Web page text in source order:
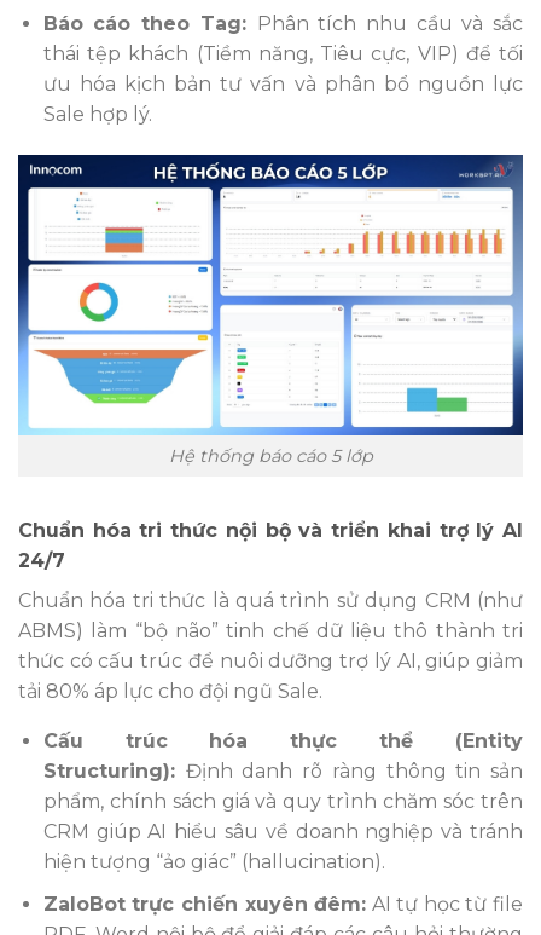
Báo cáo theo Tag:
Phân tích nhu cầu và sắc
thái tệp khách (Tiềm năng, Tiêu cực, VIP) để tối
ưu hóa kịch bản tư vấn và phân bổ nguồn lực
Sale hợp lý.
Hệ thống báo cáo 5 lớp
Chuẩn hóa tri thức nội bộ và triển khai trợ lý AI
24/7
Chuẩn hóa tri thức là quá trình sử dụng CRM (như
ABMS) làm “bộ não” tinh chế dữ liệu thô thành tri
thức có cấu trúc để nuôi dưỡng trợ lý AI, giúp giảm
tải 80% áp lực cho đội ngũ Sale.
Cấu trúc hóa thực thể (Entity
Structuring): Định danh rõ ràng thông tin sản
phẩm, chính sách giá và quy trình chăm sóc trên
CRM giúp AI hiểu sâu về doanh nghiệp và tránh
hiện tượng “ảo giác” (hallucination).
ZaloBot trực chiến xuyên đêm: AI tự học từ file